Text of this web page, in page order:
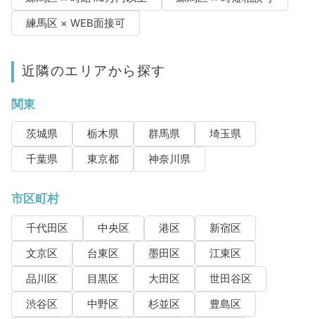
練馬区 × WEB面接可
近隣のエリアから探す
関東
茨城県 栃木県 群馬県
埼玉県
千葉県
東京都 神奈川県
市区町村
千代田区 中央区 港区
新宿区
文京区
台東区 墨田区
江東区
品川区
目黒区 大田区
世田谷区
渋谷区
中野区 杉並区
豊島区